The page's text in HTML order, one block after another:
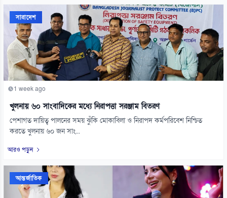
সারাদেশ
1 week ago
খুলনায় ৬০ সাংবাদিকের মধ্যে নিরাপত্তা সরঞ্জাম বিতরণ
পেশাগত দায়িত্ব পালনের সময় ঝুঁকি মোকাবিলা ও নিরাপদ কর্মপরিবেশ নিশ্চিত
করতে খুলনায় ৬০ জন সাং...
আরও পড়ুন
আন্তর্জাতিক